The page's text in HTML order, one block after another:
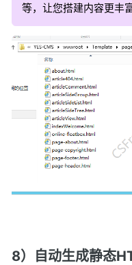
等，让您搭建内容更丰
8）自动生成静态